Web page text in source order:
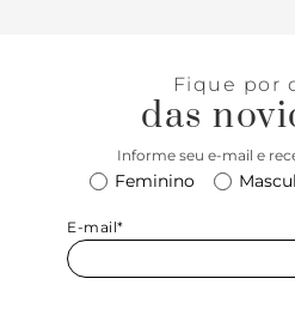
Fique por
das
Informe seu e-mail e
Feminino
E-mail*